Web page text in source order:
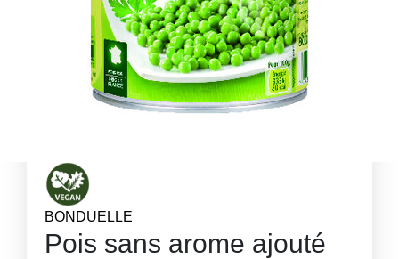
BONDUELLE
Pois sans arome ajouté